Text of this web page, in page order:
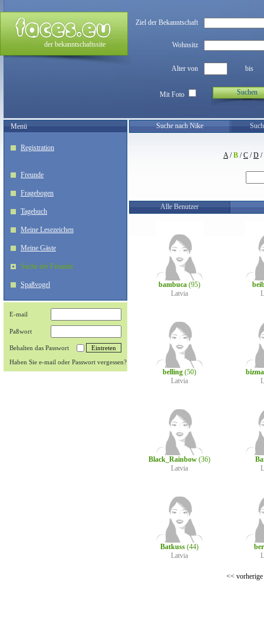
der bekanntschaftssite
Ziel der Bekanntschaft
Wohnsitz
Alter von bis
Mit Foto Suchen
Menü
Registration
Freunde
Fragebogen
Tagebuch
Meine Lesezeichen
Meine Gäste
Suche der Freunde
Spaßvogel
E-mail
Paßwort
Behalten das Passwort
Haben Sie e-mail oder Passwort vergessen?
Suche nach Nike
A/B /C /D /
Alle Benutzer
bambuca (95)
Latvia
belling (50)
Latvia
Black_Rainbow (36)
Latvia
Batkuss (44)
Latvia
<< vorherige